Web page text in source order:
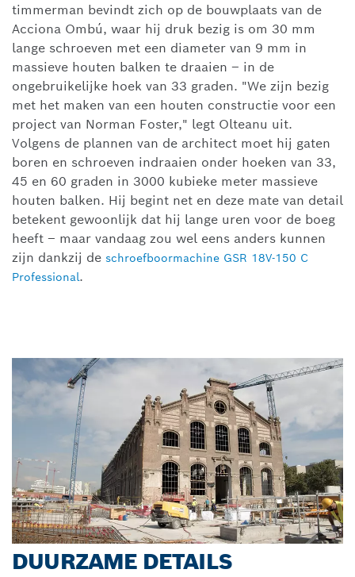
timmerman bevindt zich op de bouwplaats van de
Acciona Ombú, waar hij druk bezig is om 30 mm
lange schroeven met een diameter van 9 mm in
massieve houten balken te draaien – in de
ongebruikelijke hoek van 33 graden. "We zijn bezig
met het maken van een houten constructie voor een
project van Norman Foster," legt Olteanu uit.
Volgens de plannen van de architect moet hij gaten
boren en schroeven indraaien onder hoeken van 33,
45 en 60 graden in 3000 kubieke meter massieve
houten balken. Hij begint net en deze mate van detail
betekent gewoonlijk dat hij lange uren voor de boeg
heeft – maar vandaag zou wel eens anders kunnen
zijn dankzij de schroefboormachine GSR 18V-150 C
Professional.
DUURZAME DETAILS